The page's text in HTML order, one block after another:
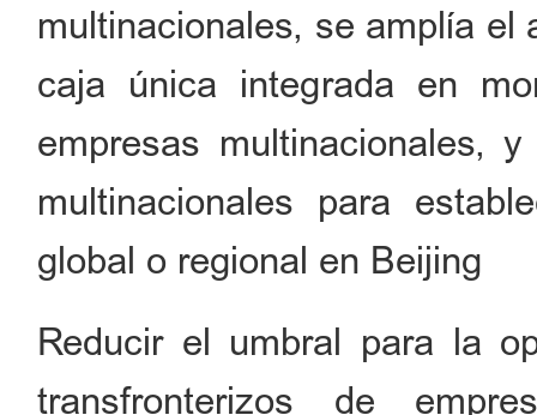
multinacionales, se amplía el
caja única integrada en
empresas multinacionales,
multinacionales para
global o regional en Beijing
Reducir el umbral para la
transfronterizos de